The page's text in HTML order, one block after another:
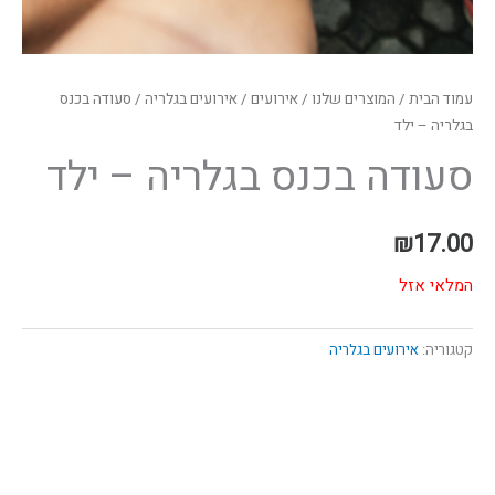
עמוד הבית / המוצרים שלנו /אירועים /אירועים בגלריה / סעודה בכנס
בגלריה – ילד
סעודה בכנס בגלריה – ילד
₪17.00
המלאי אזל
קטגוריה: אירועים בגלריה